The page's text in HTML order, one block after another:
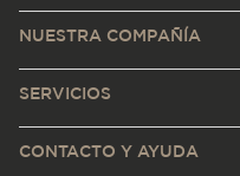
NUESTRA COMPAÑÍA
SERVICIOS
CONTACTO Y AYUDA